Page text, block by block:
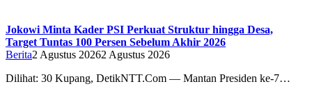
Jokowi Minta Kader PSI Perkuat Struktur hingga Desa,
Target Tuntas 100 Persen Sebelum Akhir 2026
Berita2 Agustus 20262 Agustus 2026
Dilihat: 30 Kupang, DetikNTT.Com — Mantan Presiden ke-7…